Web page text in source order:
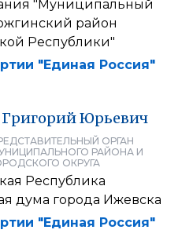
"Муниципальный
район
Республики"
"Единая Россия"
ГригорийЮрьевич
ОРГАН
РАЙОНА И
ОКРУГА
Республика
дума города Ижевска
"Единая Россия"